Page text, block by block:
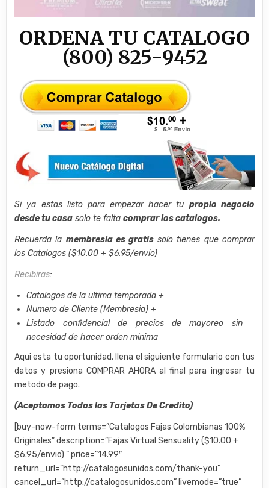
ORDENA TU CATALOGO
(800) 825-9452
Si ya estas listo para empezar hacer tu propio negocio
desde tu casa solo te faltacomprar los catalogos.
Recuerda la membresia es gratis solo tienes que comprar
los Catalogos ($10.00 + $6.95/envio)
Recibiras:
Catalogos de la ultima temporada +
Numero de Cliente (Membresia) +
Listado confidencial de precios de mayoreo sin
necesidad de hacer orden minima
Aqui esta tu oportunidad, llena el siguiente formulario con tus
datos y presiona COMPRAR AHORA al final para ingresar tu
metodo de pago.
(Aceptamos Todas las Tarjetas De Credito)
[buy-now-form terms=”Catalogos Fajas Colombianas 100%
Originales” description=”Fajas Virtual Sensuality ($10.00 +
$6.95/envio) ” price=”14.99″
return_url=”http://catalogosunidos.com/thank-you”
cancel_url=”http://catalogosunidos.com” livemode=”true”